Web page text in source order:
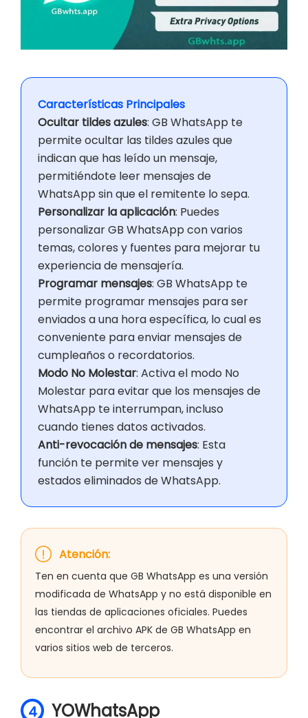
Características Principales
Ocultar tildes azules: GB WhatsApp te
permite ocultar las tildes azules que
indican que has leído un mensaje,
permitiéndote leer mensajes de
WhatsApp sin que el remitente lo sepa.
Personalizar la aplicación: Puedes
personalizar GB WhatsApp con varios
temas, colores y fuentes para mejorar tu
experiencia de mensajería.
Programar mensajes: GB WhatsApp te
permite programar mensajes para ser
enviados a una hora específica, lo cual es
conveniente para enviar mensajes de
cumpleaños o recordatorios.
Modo No Molestar: Activa el modo No
Molestar para evitar que los mensajes de
WhatsApp te interrumpan, incluso
cuando tienes datos activados.
Anti-revocación de mensajes: Esta
función te permite ver mensajes y
estados eliminados de WhatsApp.
Atención:
Ten en cuenta que GB WhatsApp es una versión
modificada de WhatsApp y no está disponible en
las tiendas de aplicaciones oficiales. Puedes
encontrar el archivo APK de GB WhatsApp en
varios sitios web de terceros.
4 YOWhatsApp